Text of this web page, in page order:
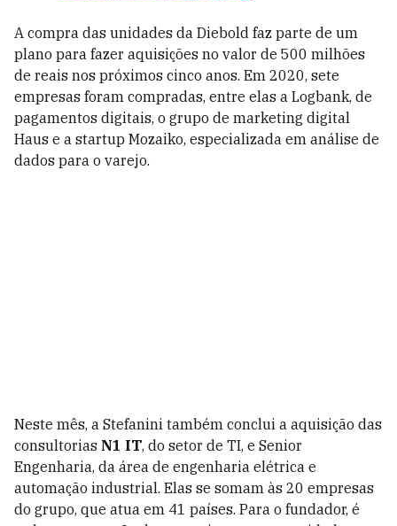
A compra das unidades da Diebold faz parte de um
plano para fazer aquisições no valor de 500 milhões
de reais nos próximos cinco anos. Em 2020, sete
empresas foram compradas, entre elas a Logbank, de
pagamentos digitais, o grupo de marketing digital
Haus e a startup Mozaiko, especializada em análise de
dados para o varejo.
Neste mês, a Stefanini também conclui a aquisição das
consultorias N1 IT, do setor de TI, e Senior
Engenharia, da área de engenharia elétrica e
automação industrial. Elas se somam às 20 empresas
do grupo, que atua em 41 países. Para o fundador, é